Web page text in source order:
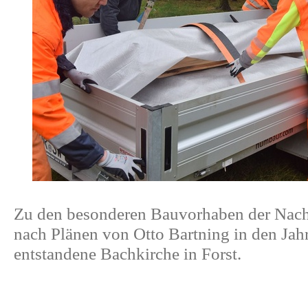
Zu den besonderen Bauvorhaben der
nach Plänen von Otto Bartning in den
entstandene Bachkirche in Forst.